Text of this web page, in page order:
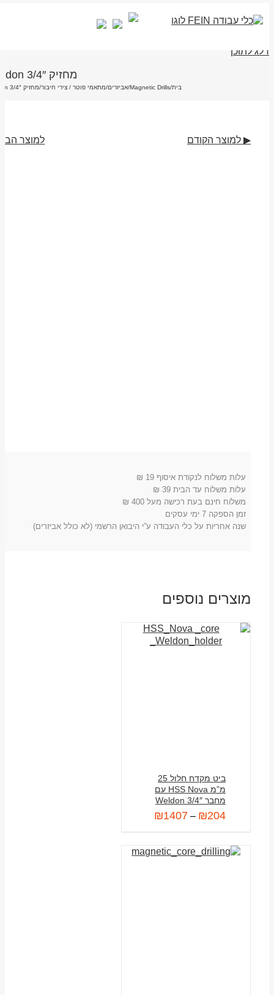
דלג לתוכן
מחזיק 3/4″ Weldon
בית/
Magnetic Drills
/אביזרים/מתאמי פוטר / צירי חיבור/מחזיק 3/4″ Weldon
▶ למוצר הקודם למוצר
עלות משלוח לנקודת איסוף 19 ₪
עלות משלוח עד הבית 39 ₪
משלוח חינם בעת רכישה מעל 400 ₪
זמן הספקה 7 ימי עסקים
שנה אחריות על כלי העבודה ע”י היבואן הרשמי (לא כולל אביזרים)
מוצרים נוספים
ביט מקדח חלול 25
מ”מ HSS Nova עם
מחבר 3/4″ Weldon
₪204
–
₪1407